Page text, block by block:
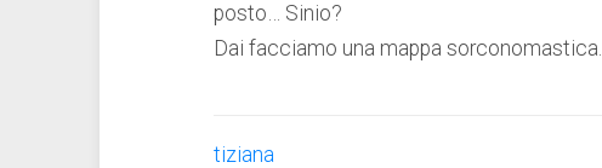
posto… Sinio?
Dai facciamo una mappa sorconomastica.
tiziana